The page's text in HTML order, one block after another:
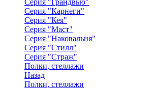
Серия "Грандвью"
Серия "Карнеги"
Серия "Кея"
Серия "Маст"
Серия "Наковальня"
Серия "Стилл"
Серия "Страж"
Полки, стеллажи
Назад
Полки, стеллажи